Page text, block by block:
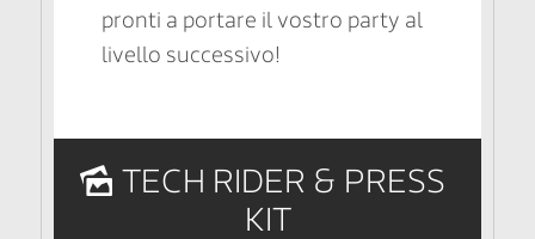
pronti a portare il vostro party al
livello successivo!
TECH RIDER & PRESS
KIT